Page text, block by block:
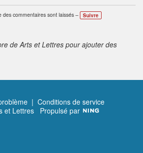
des commentaires sont laissés – Suivre
de Arts et Lettres pour ajouter des
| Conditions de service
et Lettres Propulsé par